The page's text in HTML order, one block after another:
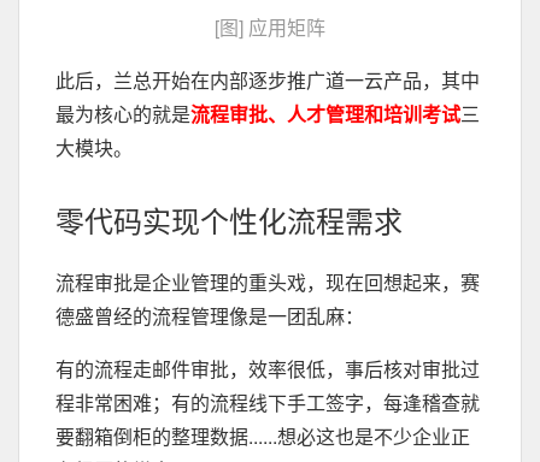
[图] 应用矩阵
此后，兰总开始在内部逐步推广道一云产品，其中
最为核心的就是流程审批、人才管理和培训考试三
大模块。
零代码实现个性化流程需求
流程审批是企业管理的重头戏，现在回想起来，赛
德盛曾经的流程管理像是一团乱麻：
有的流程走邮件审批，效率很低，事后核对审批过
程非常困难；有的流程线下手工签字，每逢稽查就
要翻箱倒柜的整理数据......想必这也是不少企业正